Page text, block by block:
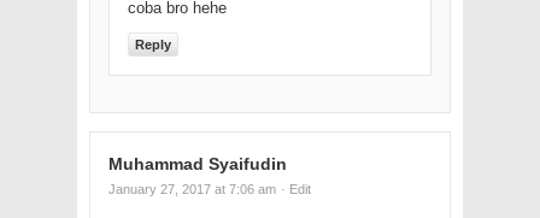
coba bro hehe
Reply
Muhammad Syaifudin
January 27, 2017 at 7:06 am · Edit